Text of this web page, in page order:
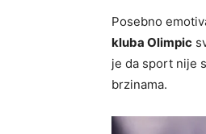
Posebno
kluba Olimpic
je da sport nije
brzinama.